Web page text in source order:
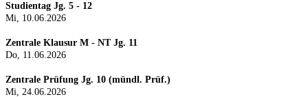
Studientag Jg. 5 - 12
Mi, 10.06.2026
Zentrale Klausur M - NT Jg. 11
Do, 11.06.2026
Zentrale Prüfung Jg. 10 (mündl. Prüf.)
Mi, 24.06.2026